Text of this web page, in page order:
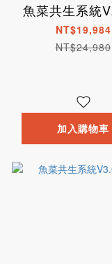
魚菜共生系統
NT$19,984
NT$24,980
加入購物車